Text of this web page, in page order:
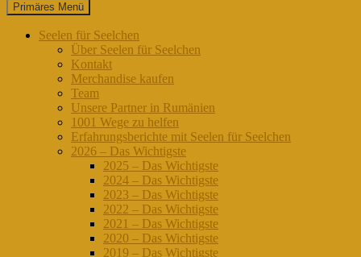
Seelen für Seelchen
Primäres Menü
Seelen für Seelchen
Über Seelen für Seelchen
Kontakt
Merchandise kaufen
Team
Unsere Partner in Rumänien
1001 Wege zu helfen
Erfahrungsberichte mit Seelen für Seelchen
2026 – Das Wichtigste
2025 – Das Wichtigste
2024 – Das Wichtigste
2023 – Das Wichtigste
2022 – Das Wichtigste
2021 – Das Wichtigste
2020 – Das Wichtigste
2019 – Das Wichtigste